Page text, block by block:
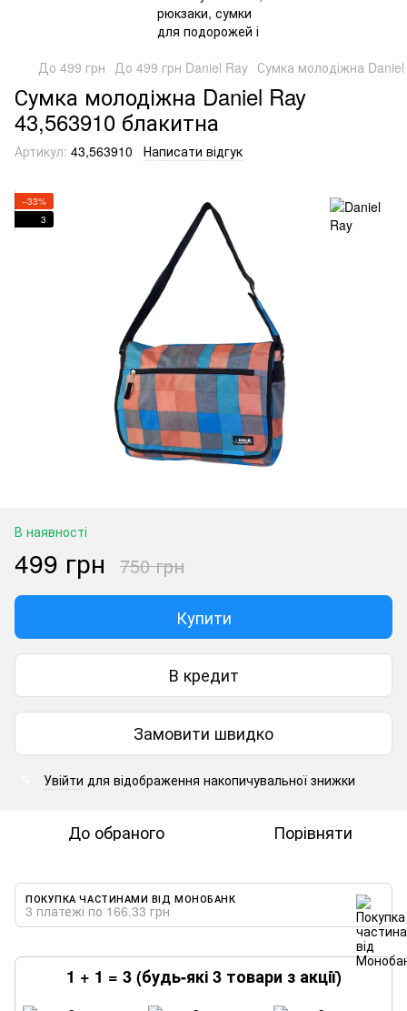
До 499 грн До 499 грн Daniel Ray Сумка молодіжна
Сумка молодіжна Daniel Ray
43,563910 блакитна
Артикул: 43,563910 Написати відгук
−33%
3
В наявності
499 грн 750 грн
Купити
В кредит
Замовити швидко
Увійти для відображення накопичувальної знижки
До обраного Порівняти
ПОКУПКА ЧАСТИНАМИ ВІД МОНОБАНК
3 платежі по 166.33 грн
1 + 1 = 3 (будь-які 3 товари з акції)